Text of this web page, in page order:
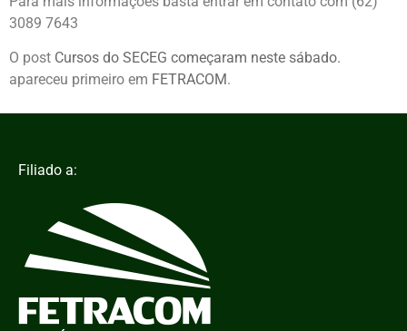
3089 7643
O post Cursos do SECEG começaram neste sábado.
apareceu primeiro em FETRACOM.
Filiado a: